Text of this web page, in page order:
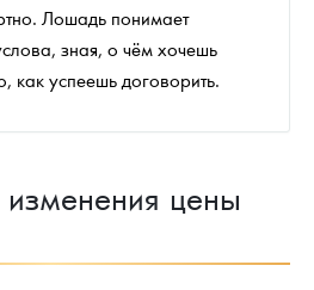
Лошадь понимает
зная, о чём хочешь
как успеешь договорить.
цены